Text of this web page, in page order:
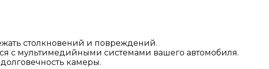
столкновений и повреждений.
с мультимедийными системами вашего автомобиля.
камеры.